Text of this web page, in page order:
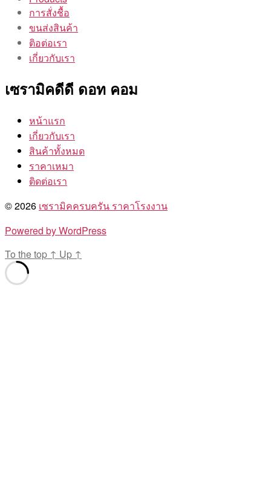
การสั่งชื้อ
ขนส่งสินค้า
ติอต่อเรา
เกี่ยวกับเรา
เซรามิคดีดี ดอท คอม
หน้าแรก
เกี่ยวกับเรา
สินค้าทั้งหมด
ราคาเหมา
ติดต่อเรา
© 2026 เซรามิคครบครัน ราคาโรงงาน
Powered by WordPress
To the top ↑ Up ↑